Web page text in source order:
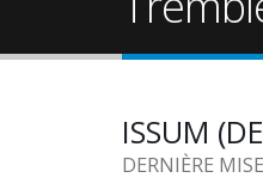
ISSUM
DERNIÈRE